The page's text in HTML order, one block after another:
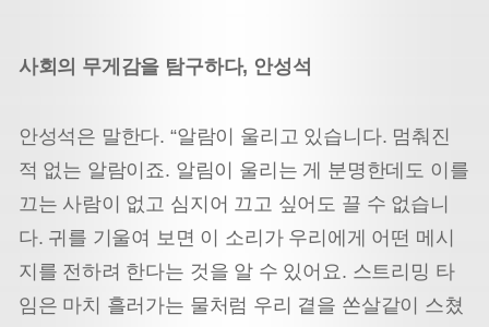
사회의 무게감을 탐구하다, 안성석
안성석은 말한다. “알람이 울리고 있습니다. 멈춰진
적 없는 알람이죠. 알림이 울리는 게 분명한데도 이를
끄는 사람이 없고 심지어 끄고 싶어도 끌 수 없습니
다. 귀를 기울여 보면 이 소리가 우리에게 어떤 메시
지를 전하려 한다는 것을 알 수 있어요. 스트리밍 타
임은 마치 흘러가는 물처럼 우리 곁을 쏜살같이 스쳤